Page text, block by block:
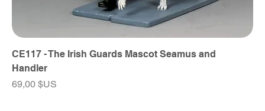
CE117 - The Irish Guards Mascot Seamus and
Handler
Prix
69,00 $US